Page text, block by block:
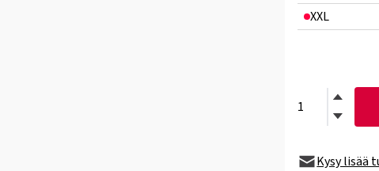
XXL
Kysy lisää